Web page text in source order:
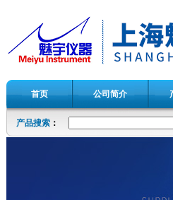
首页 公司简介
产品搜索 ：